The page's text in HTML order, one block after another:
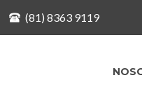
(81) 8363 9119